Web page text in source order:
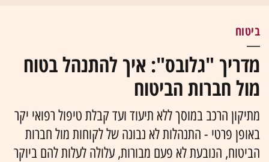
ביטוח
מדריך "גלובס": איך להתנהל בטוח
מול חברות הביטוח
מתיקון הרכב במוסך ללא תיעוד ועד קבלת טיפול רפואי יקר
באופן פרטי - התנהלות לא נבונה של לקוחות מול חברות
הביטוח, הנובעת לא פעם מבורות, עלולה לעלות להם ביוקר